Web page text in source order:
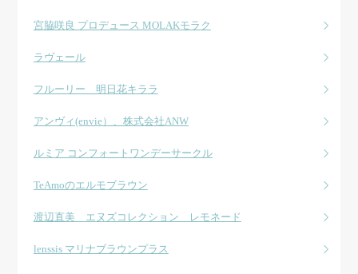
宮脇咲良 プロデュース MOLAKモラク
ラヴェール
フルーリー 明日花キララ
アンヴィ(envie）、株式会社ANW
ルミア コンフォートワンデーサークル
TeAmoのエルモブラウン
渡辺直美 エヌズコレクション レモネード
lenssis マリナブラウンプラス